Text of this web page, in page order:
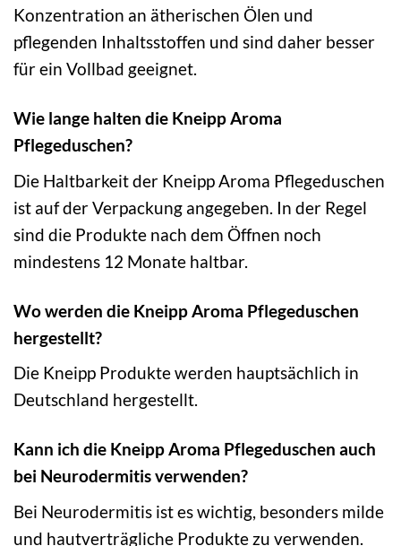
Konzentration an ätherischen Ölen und
pflegenden Inhaltsstoffen und sind daher besser
für ein Vollbad geeignet.
Wie lange halten die Kneipp Aroma
Pflegeduschen?
Die Haltbarkeit der Kneipp Aroma Pflegeduschen
ist auf der Verpackung angegeben. In der Regel
sind die Produkte nach dem Öffnen noch
mindestens 12 Monate haltbar.
Wo werden die Kneipp Aroma Pflegeduschen
hergestellt?
Die Kneipp Produkte werden hauptsächlich in
Deutschland hergestellt.
Kann ich die Kneipp Aroma Pflegeduschen auch
bei Neurodermitis verwenden?
Bei Neurodermitis ist es wichtig, besonders milde
und hautverträgliche Produkte zu verwenden.